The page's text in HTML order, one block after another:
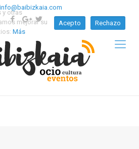
info@baibizkaia.com
y otras
mejorar su
Más
Acepto Rechazo